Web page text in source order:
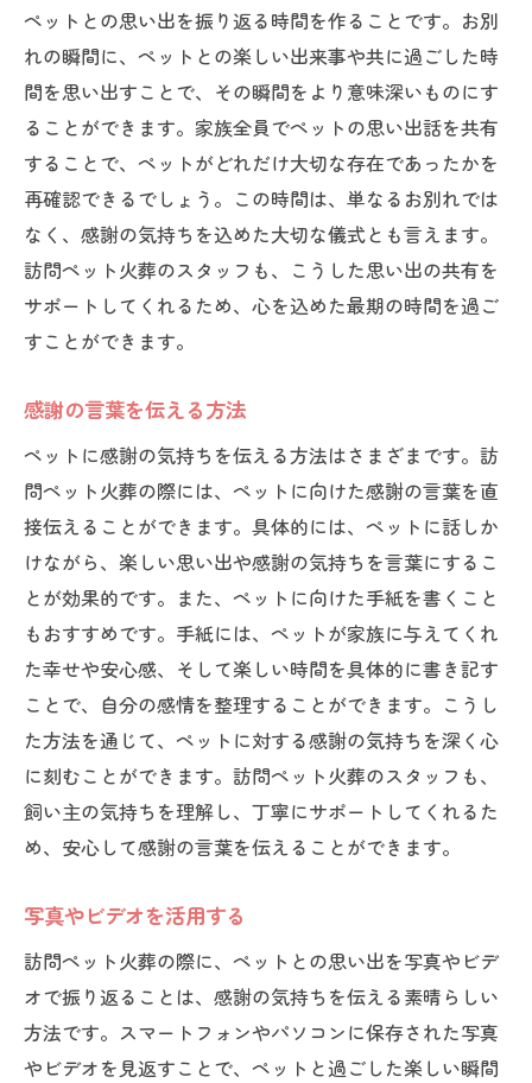
家族全員で集まることができる
ペットの思い出の場所での火葬
心の準備がしやすい
訪問ペット火葬の流れと感謝の気持ちの伝え方
事前準備と相談の重要性
感謝の言葉を準備する
火葬当日の流れを知る
専門スタッフのサポートを受ける
感謝の気持ちを込めたセレモニー
専門スタッフと共に訪問ペット火葬を行うメリ
ット
専門知識による安心感
心のサポートを受けられる
スムーズな進行を確保
質問や不安に対応してもらえる
感謝の気持ちを共有する時間
個別対応による特別な時間
訪問ペット火葬で飼い主ができる感謝の表現方
法
感謝の手紙を書く
ペットの好きだった食べ物を用意する
花を飾る
思い出の品を一緒に納める
瞑想や祈りの時間を持つ
訪問ペット火葬の準備と心構えについて
ペットとの思い出を振り返る時間を作ることです。お別
れの瞬間に、ペットとの楽しい出来事や共に過ごした時
間を思い出すことで、その瞬間をより意味深いものにす
ることができます。家族全員でペットの思い出話を共有
することで、ペットがどれだけ大切な存在であったかを
再確認できるでしょう。この時間は、単なるお別れでは
なく、感謝の気持ちを込めた大切な儀式とも言えます。
訪問ペット火葬のスタッフも、こうした思い出の共有を
サポートしてくれるため、心を込めた最期の時間を過ご
すことができます。
感謝の言葉を伝える方法
ペットに感謝の気持ちを伝える方法はさまざまです。訪
問ペット火葬の際には、ペットに向けた感謝の言葉を直
接伝えることができます。具体的には、ペットに話しか
けながら、楽しい思い出や感謝の気持ちを言葉にするこ
とが効果的です。また、ペットに向けた手紙を書くこと
もおすすめです。手紙には、ペットが家族に与えてくれ
た幸せや安心感、そして楽しい時間を具体的に書き記す
ことで、自分の感情を整理することができます。こうし
た方法を通じて、ペットに対する感謝の気持ちを深く心
に刻むことができます。訪問ペット火葬のスタッフも、
飼い主の気持ちを理解し、丁寧にサポートしてくれるた
め、安心して感謝の言葉を伝えることができます。
写真やビデオを活用する
訪問ペット火葬の際に、ペットとの思い出を写真やビデ
オで振り返ることは、感謝の気持ちを伝える素晴らしい
方法です。スマートフォンやパソコンに保存された写真
やビデオを見返すことで、ペットと過ごした楽しい瞬間